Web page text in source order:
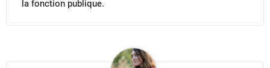
la fonction publique.